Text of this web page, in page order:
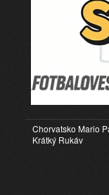
Chorvatsko Mario
Krátký Rukáv